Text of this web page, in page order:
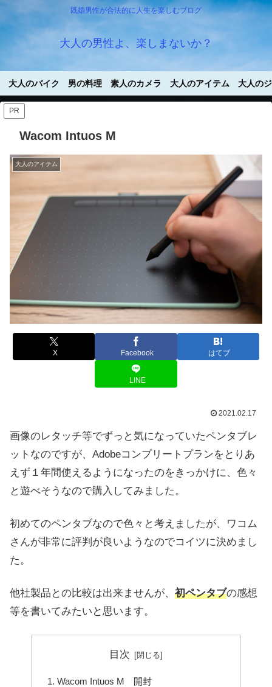
既婚男性が合法的に人生を楽しむブログ
大人の男性よ、楽しまないか？
大人のバイク 男の料理 素人のカメラ 大人のアイテム 大人の
PR
Wacom Intuos M
大人のアイテム
X Facebook はてブ
LINE
2021.02.17
画像のレタッチ等でずっと気になっていたペンタブレ
ットなのですが、Adobeコンプリートプランをとりあ
えず１年間使えるようになったのをきっかけに、色々
と遊べそうなので購入してみました。
初めてのペンタブなので色々と考えましたが、ワコム
さんが非常に評判が良いようなのでコイツに決めまし
た。
他社製品との比較は出来ませんが、 初ペンタブの感想
等を書いてみたいと思います。
目次
Wacom Intuos M 開封